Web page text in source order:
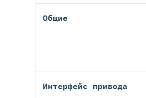
Общие
Интерфейс привода